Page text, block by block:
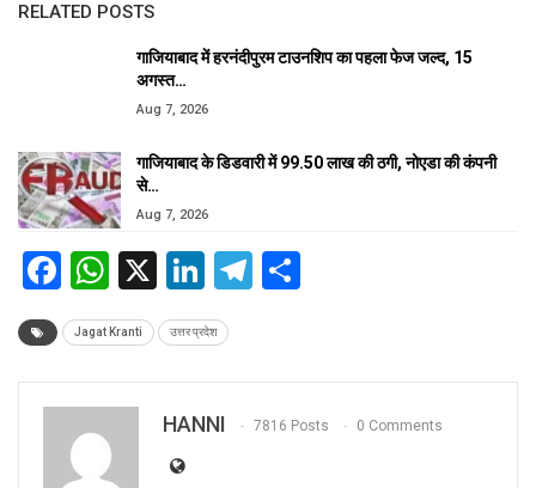
RELATED POSTS
गाजियाबाद में हरनंदीपुरम टाउनशिप का पहला फेज जल्द, 15
अगस्त…
Aug 7, 2026
गाजियाबाद के डिडवारी में 99.50 लाख की ठगी, नोएडा की कंपनी
से…
Aug 7, 2026
Facebook
WhatsApp
X LinkedIn
Telegram
Jagat Kranti उत्तर प्रदेश
HANNI 7816 Posts 0 Comments